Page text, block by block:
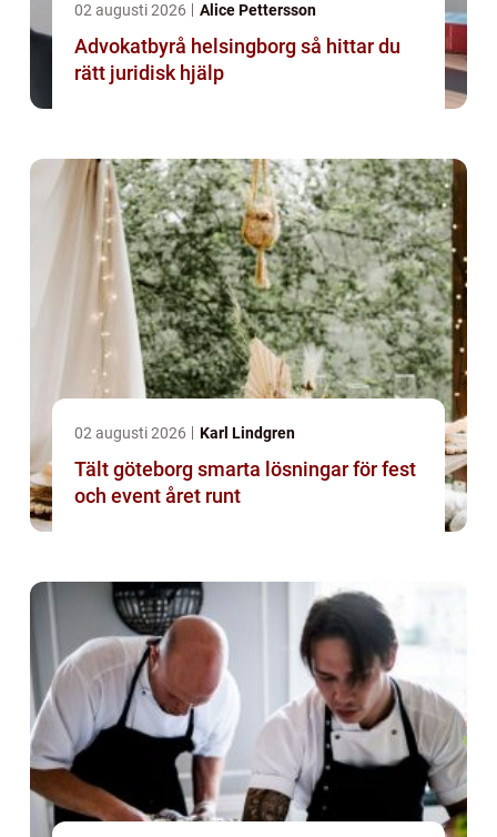
02 augusti 2026 Alice Pettersson
Advokatbyrå helsingborg så hittar du
rätt juridisk hjälp
02 augusti 2026 Karl Lindgren
Tält göteborg smarta lösningar för fest
och event året runt